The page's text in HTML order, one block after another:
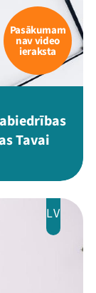
Pasākumam
nav video
ieraksta
Tavai
LV